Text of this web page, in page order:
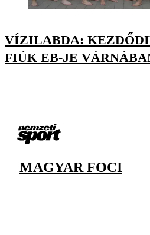
VÍZILABDA:
FIÚK EB-JE
MAGYAR FOCI